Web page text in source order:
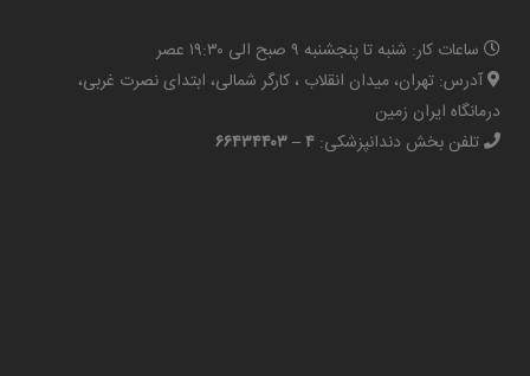
ساعات کار: شنبه تا پنجشنبه ۹ صبح الی ۱۹:۳۰ عصر
آدرس: تهران، میدان انقلاب ، کارگر شمالی، ابتدای نصرت غربی،
درمانگاه ایران زمین
تلفن بخش دندانپزشکی: ۴ – ۶۶۴۳۴۴۰۳